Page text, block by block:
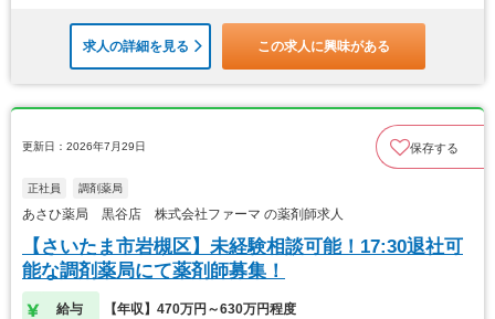
求人の詳細を見る この求人に興味がある
更新日：2026年7月29日 保存する
正社員 調剤薬局
あさひ薬局 黒谷店 株式会社ファーマ の薬剤師求人
【さいたま市岩槻区】未経験相談可能！17:30退社可
能な調剤薬局にて薬剤師募集！
給与 【年収】470万円～630万円程度